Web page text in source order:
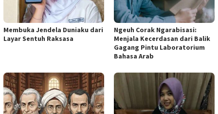
Membuka Jendela Duniaku dari
Layar Sentuh Raksasa
Ngeuh Corak Ngarabisasi:
Menjala Kecerdasan dari Balik
Gagang Pintu Laboratorium
Bahasa Arab